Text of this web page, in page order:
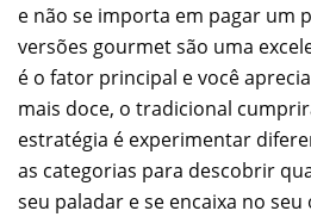
e não se importa em pagar um
versões gourmet são uma
é o fator principal e você
mais doce, o tradicional
estratégia é experimentar
as categorias para descobrir
seu paladar e se encaixa no